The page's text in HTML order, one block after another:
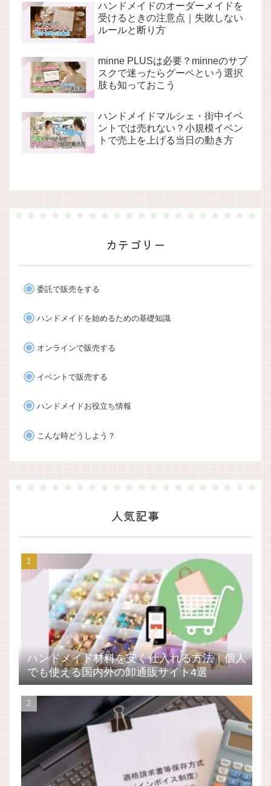
ハンドメイドのオーダーメイドを
受けるときの注意点｜失敗しない
ルールと断り方
minne PLUSは必要？minneのサブ
スクで迷ったらグーペという選択
肢も知っておこう
ハンドメイドマルシェ・街中イベ
ントでは売れない？小規模イベン
トで売上を上げる当日の動き方
カテゴリー
委託で販売をする
ハンドメイドを始めるための基礎知識
オンラインで販売する
イベントで販売する
ハンドメイドお役立ち情報
こんな時どうしよう？
人気記事
ハンドメイド材料を安く仕入れる方法｜個人
でも使える国内外の卸通販サイト4選